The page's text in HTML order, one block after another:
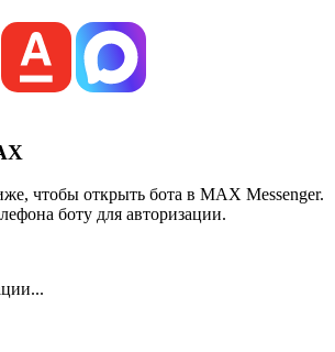
чтобы открыть бота в MAX Messenger.
боту для авторизации.